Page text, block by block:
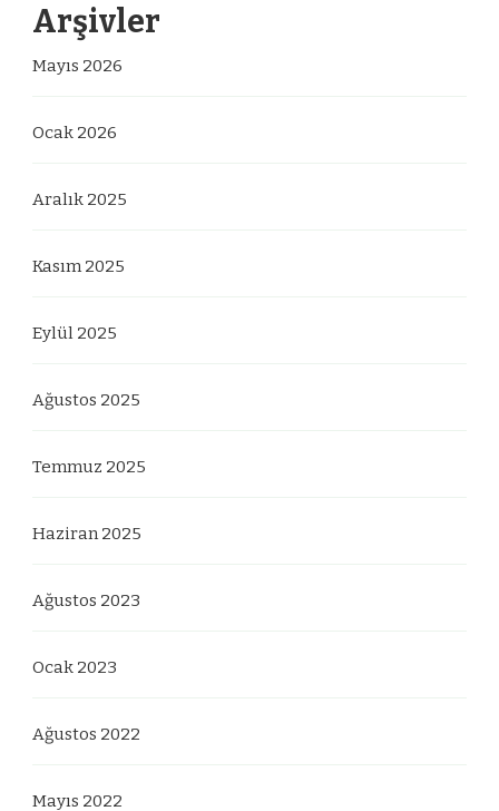
Arşivler
Mayıs 2026
Ocak 2026
Aralık 2025
Kasım 2025
Eylül 2025
Ağustos 2025
Temmuz 2025
Haziran 2025
Ağustos 2023
Ocak 2023
Ağustos 2022
Mayıs 2022